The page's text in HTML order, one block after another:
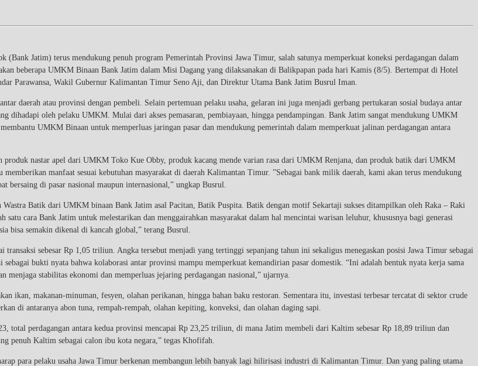
Jatim) terus mendukung penuh program Pemerintah Provinsi Jawa Timur, salah satunya memperkuat koneksi perdagangan dalam
beberapa UMKM Binaan Bank Jatim dalam Misi Dagang yang dilaksanakan di Balikpapan pada hari Kamis (8/5). Bertempat di Hotel
Parawansa, Wakil Gubernur Kalimantan Timur Seno Aji, dan Direktur Utama Bank Jatim Busrul Iman.
daerah atau provinsi dengan pembeli. Selain pertemuan pelaku usaha, gelaran ini juga menjadi gerbang pertukaran sosial budaya antar
dihadapi oleh pelaku UMKM. Mulai dari akses pemasaran, pembiayaan, hingga pendampingan. Bank Jatim sangat mendukung UMKM
UMKM Binaan untuk memperluas jaringan pasar dan mendukung pemerintah dalam memperkuat jalinan perdagangan antara
nastar apel dari UMKM Toko Kue Obby, produk kacang mende varian rasa dari UMKM Renjana, dan produk batik dari UMKM
manfaat sesuai kebutuhan masyarakat di daerah Kalimantan Timur. ”Sebagai bank milik daerah, kami akan terus mendukung
bersaing di pasar nasional maupun internasional,” ungkap Busrul.
Batik dari UMKM binaan Bank Jatim asal Pacitan, Batik Puspita. Batik dengan motif Sekartaji sukses ditampilkan oleh Raka – Raki
cara Bank Jatim untuk melestarikan dan menggairahkan masyarakat dalam hal mencintai warisan leluhur, khususnya bagi generasi
bisa semakin dikenal di kancah global,” terang Busrul.
sebesar Rp 1,05 triliun. Angka tersebut menjadi yang tertinggi sepanjang tahun ini sekaligus menegaskan posisi Jawa Timur sebagai
bukti nyata bahwa kolaborasi antar provinsi mampu memperkuat kemandirian pasar domestik. “Ini adalah bentuk nyata kerja sama
stabilitas ekonomi dan memperluas jejaring perdagangan nasional,” ujarnya.
ikan, makanan-minuman, fesyen, olahan perikanan, hingga bahan baku restoran. Sementara itu, investasi terbesar tercatat di sektor crude
di antaranya abon tuna, rempah-rempah, olahan kepiting, konveksi, dan olahan daging sapi.
perdagangan antara kedua provinsi mencapai Rp 23,25 triliun, di mana Jatim membeli dari Kaltim sebesar Rp 18,89 triliun dan
penuh Kaltim sebagai calon ibu kota negara,” tegas Khofifah.
para pelaku usaha Jawa Timur berkenan membangun lebih banyak lagi hilirisasi industri di Kalimantan Timur. Dan yang paling utama